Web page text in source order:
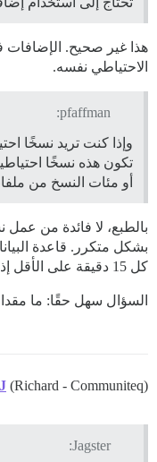
هذا غير صحيح. الإضافات
الاحتياطي نفسه.
pfaffman:
وإذا كنت تريد نسخًا
تكون هذه نسخًا
أو مئات النسخ من
بالطبع، لا فائدة من عمل
بشكل متكرر. قاعدة
كل 15 دقيقة على الأقل إذا كان هناك الكثير من الزيارات.
السؤال سهل حقًا: ما
(Richard - Communiteq)
Jagster: